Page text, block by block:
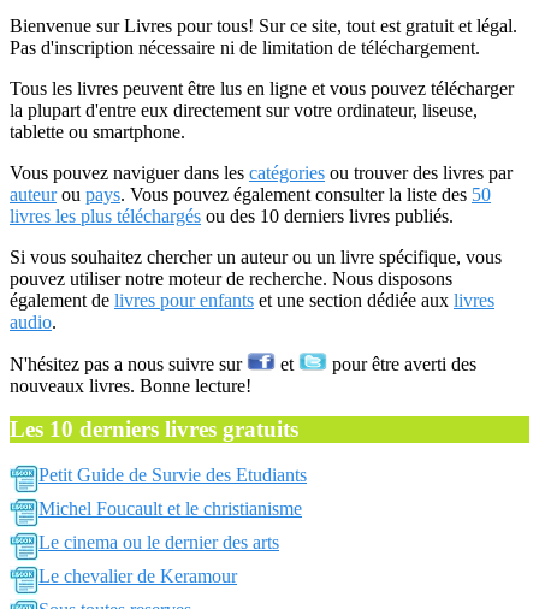
Bienvenue sur Livres pour tous! Sur ce site, tout est gratuit et légal.
Pas d'inscription nécessaire ni de limitation de téléchargement.
Tous les livres peuvent être lus en ligne et vous pouvez télécharger
la plupart d'entre eux directement sur votre ordinateur, liseuse,
tablette ou smartphone.
Vous pouvez naviguer dans les catégories ou trouver des livres par
auteurou pays. Vous pouvez également consulter la liste des 50
livres les plus téléchargés ou des 10 derniers livres publiés.
Si vous souhaitez chercher un auteur ou un livre spécifique, vous
pouvez utiliser notre moteur de recherche. Nous disposons
également de livres pour enfants et une section dédiée aux livres
audio.
N'hésitez pas a nous suivre sur et
pour être averti des
nouveaux livres. Bonne lecture!
Les 10 derniers livres gratuits
Petit Guide de Survie des Etudiants
Michel Foucault et le christianisme
Le cinema ou le dernier des arts
Le chevalier de Keramour